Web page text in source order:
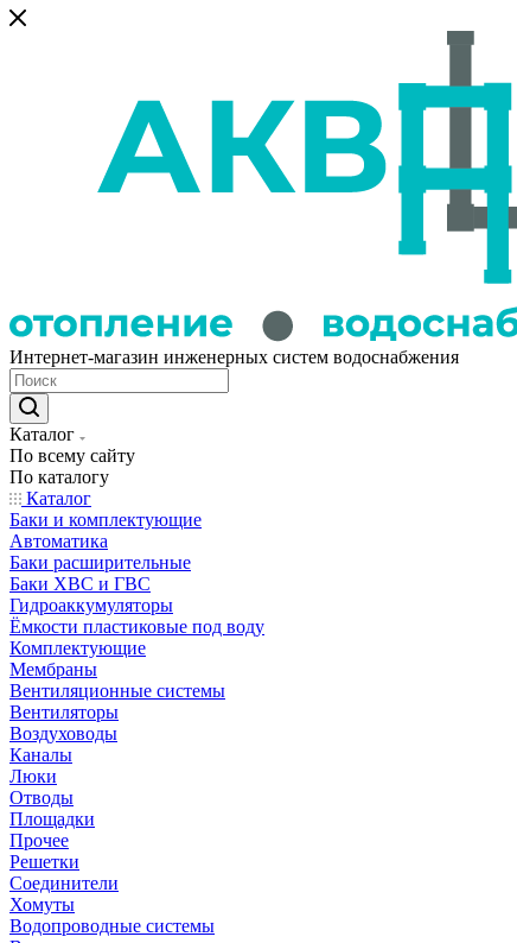
Интернет-магазин инженерных систем водоснабжения
Каталог
По всему сайту
По каталогу
Каталог
Баки и комплектующие
Автоматика
Баки расширительные
Баки ХВС и ГВС
Гидроаккумуляторы
Ёмкости пластиковые под воду
Комплектующие
Мембраны
Вентиляционные системы
Вентиляторы
Воздуховоды
Каналы
Люки
Отводы
Площадки
Прочее
Решетки
Соединители
Хомуты
Водопроводные системы